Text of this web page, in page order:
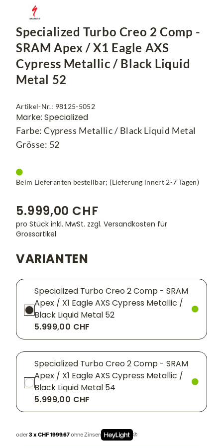
Specialized Turbo Creo 2 Comp -
SRAM Apex / X1 Eagle AXS
Cypress Metallic / Black Liquid
Metal 52
Artikel-Nr.: 98125-5052
Marke: Specialized
Farbe: Cypress Metallic / Black Liquid Metal
Grösse: 52
Beim Lieferanten bestellbar; (Lieferung innert 2-7 Tagen)
5.999,00 CHF
pro Stück inkl. MwSt. zzgl. Versandkosten für
Grossartikel
VARIANTEN
Specialized Turbo Creo 2 Comp - SRAM
Apex / X1 Eagle AXS Cypress Metallic /
Black Liquid Metal 52
5.999,00 CHF
Specialized Turbo Creo 2 Comp - SRAM
Apex / X1 Eagle AXS Cypress Metallic /
Black Liquid Metal 54
5.999,00 CHF
oder3 x CHF 1999.67ohne Zinsen